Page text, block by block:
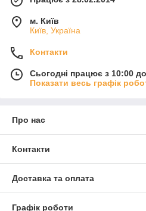
м. Київ
Київ, Україна
Контакти
Сьогодні працює з 10:00
Показати весь графік
Про нас
Контакти
Доставка та оплата
Графік роботи